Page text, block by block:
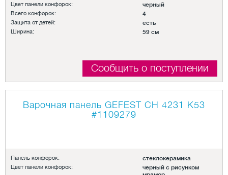
Цвет панели конфорок: черный
Всего конфорок: 4
Защита от детей: есть
Ширина: 59 см
Сообщить о поступлении
Варочная панель GEFEST СН 4231 К53
#1109279
Панель конфорок: стеклокерамика
Цвет панели конфорок:
черный с рисунком